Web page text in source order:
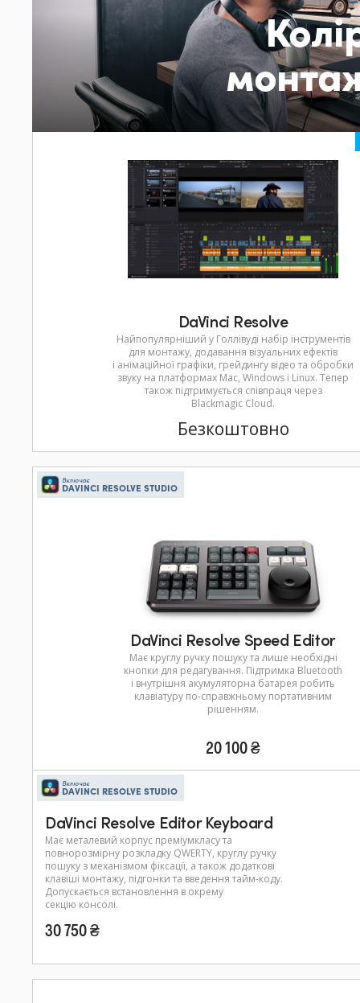
DaVinci Resolve
Найпопулярніший у Голлівуді набір інструментів
для монтажу, додавання візуальних ефектів
і анімаційної графіки, грейдингу відео та обробки
звуку на платформах Mac, Windows і Linux. Тепер
також підтримується співпраця через
Blackmagic Cloud.
Безкоштовно
Включає
DAVINCI RESOLVE STUDIO
DaVinci Resolve Speed Editor
Має круглу ручку пошуку та лише необхідні
кнопки для редагування. Підтримка Bluetooth
і внутрішня акумуляторна батарея робить
клавіатуру по-справжньому портативним
рішенням.
20 100 ₴
Включає
DAVINCI RESOLVE STUDIO
DaVinci Resolve Editor Keyboard
Має металевий корпус преміумкласу та
повнорозмірну розкладку QWERTY, круглу ручку
пошуку з механізмом фіксації, а також додаткові
клавіші монтажу, підгонки та введення тайм-коду.
Допускається встановлення в окрему
секцію консолі.
30 750 ₴